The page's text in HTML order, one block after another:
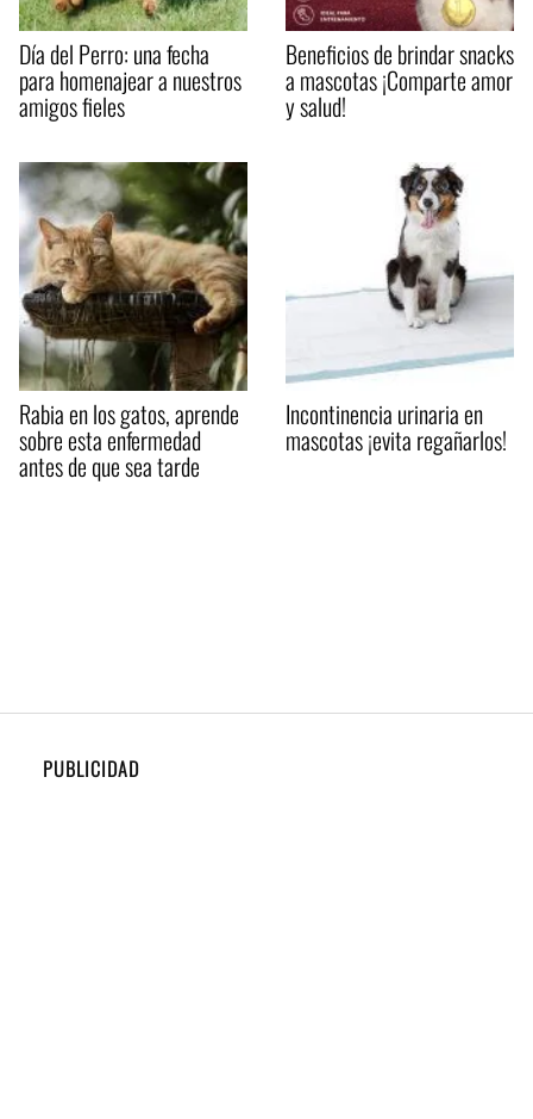
Día del Perro: una fecha
para homenajear a nuestros
amigos fieles
Beneficios de brindar snacks
a mascotas ¡Comparte amor
y salud!
Rabia en los gatos, aprende
sobre esta enfermedad
antes de que sea tarde
Incontinencia urinaria en
mascotas ¡evita regañarlos!
PUBLICIDAD